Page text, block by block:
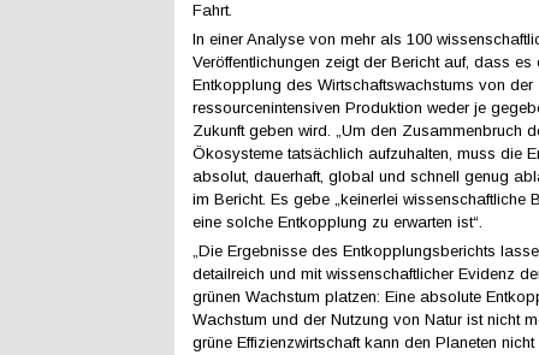
Fahrt.
In einer Analyse von mehr als 100
Veröffentlichungen zeigt der Bericht auf, dass es
Entkopplung des Wirtschaftswachstums von der
ressourcenintensiven Produktion weder je
Zukunft geben wird. „Um den Zusammenbruch
Ökosysteme tatsächlich aufzuhalten, muss die
absolut, dauerhaft, global und schnell genug
im Bericht. Es gebe „keinerlei wissenschaftliche
eine solche Entkopplung zu erwarten ist“.
„Die Ergebnisse des Entkopplungsberichts
detailreich und mit wissenschaftlicher Evidenz
grünen Wachstum platzen: Eine absolute
Wachstum und der Nutzung von Natur ist nicht
grüne Effizienzwirtschaft kann den Planeten nicht